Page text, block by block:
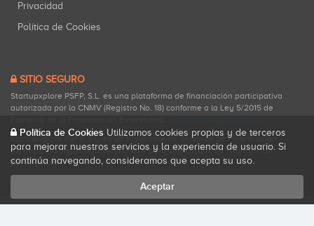
Privacidad
Política de Cookies
SITIO SEGURO
Startupxplore PSFP, S.L. es una plataforma de financiación participativa
autorizada por la CNMV (Registro No. 18) conforme a la Ley 5/2015 de
Startupxplore PSFP, S.L. es un Proveedor de Servicios de Financiación
Participativa registrado en la CNMV para actividades de financiación
participativa.
Política de Cookies Utilizamos cookies propias y de terceros
para mejorar nuestros servicios y la experiencia de usuario. Si
continúa navegando, consideramos que acepta su uso.
Aceptar